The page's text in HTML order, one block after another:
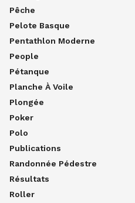
Pêche
Pelote Basque
Pentathlon Moderne
People
Pétanque
Planche À Voile
Plongée
Poker
Polo
Publications
Randonnée Pédestre
Résultats
Roller